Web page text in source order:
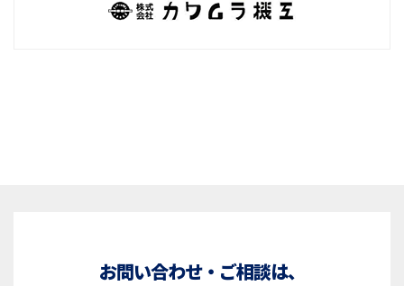
お問い合わせ・ご相談は、